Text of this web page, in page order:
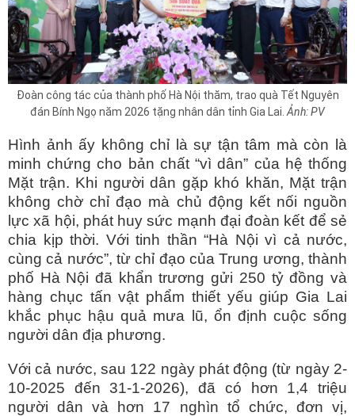
Đoàn công tác của thành phố Hà Nội thăm, trao quà Tết Nguyên
đán Bính Ngọ năm 2026 tặng nhân dân tỉnh Gia Lai. Ảnh: PV
Hình ảnh ấy không chỉ là sự tận tâm mà còn là
minh chứng cho bản chất “vì dân” của hệ thống
Mặt trận. Khi người dân gặp khó khăn, Mặt trận
không chờ chỉ đạo mà chủ động kết nối nguồn
lực xã hội, phát huy sức mạnh đại đoàn kết để sẻ
chia kịp thời. Với tinh thần “Hà Nội vì cả nước,
cùng cả nước”, từ chỉ đạo của Trung ương, thành
phố Hà Nội đã khẩn trương gửi 250 tỷ đồng và
hàng chục tấn vật phẩm thiết yếu giúp Gia Lai
khắc phục hậu quả mưa lũ, ổn định cuộc sống
người dân địa phương.
Với cả nước, sau 122 ngày phát động (từ ngày 2-
10-2025 đến 31-1-2026), đã có hơn 1,4 triệu
người dân và hơn 17 nghìn tổ chức, đơn vị,